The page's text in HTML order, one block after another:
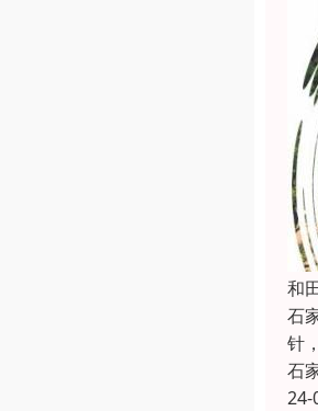
和
石
针
石
24-